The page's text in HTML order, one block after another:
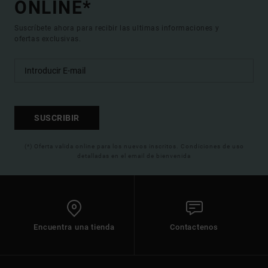
ONLINE*
Suscríbete ahora para recibir las ultimas informaciones y
ofertas exclusivas.
SUSCRIBIR
(*) Oferta valida online para los nuevos inscritos. Condiciones de uso
detalladas en el email de bienvenida
Encuentra una tienda Contactenos